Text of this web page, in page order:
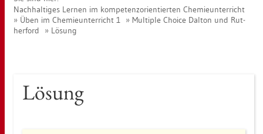
Nach­hal­ti­ges Ler­nen im kom­pe­tenz­ori­en­tier­ten Che­mie­un­ter­richt
Üben im Che­mie­un­ter­richt 1
Mul­ti­ple Choice Dal­ton und Ru­t­
her­ford
Lö­sung
Lö­sung